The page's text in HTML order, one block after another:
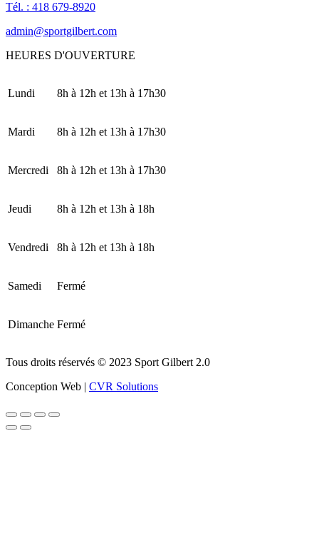
Tél. : 418 679-8920
admin@sportgilbert.com
HEURES D'OUVERTURE
Lundi 8h à 12h et 13h à 17h30
Mardi 8h à 12h et 13h à 17h30
Mercredi 8h à 12h et 13h à 17h30
Jeudi 8h à 12h et 13h à 18h
Vendredi 8h à 12h et 13h à 18h
Samedi Fermé
Dimanche Fermé
Tous droits réservés © 2023 Sport Gilbert 2.0
Conception Web | CVR Solutions